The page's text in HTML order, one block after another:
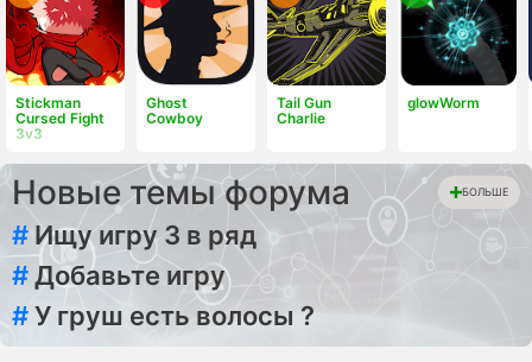
Stickman
Cursed Fight
3v3
Ghost
Cowboy
Tail Gun
Charlie
glowWorm
Новые темы форума БОЛЬШЕ
# Ищу игру 3 в ряд
#Добавьте игру
#У груш есть волосы ?